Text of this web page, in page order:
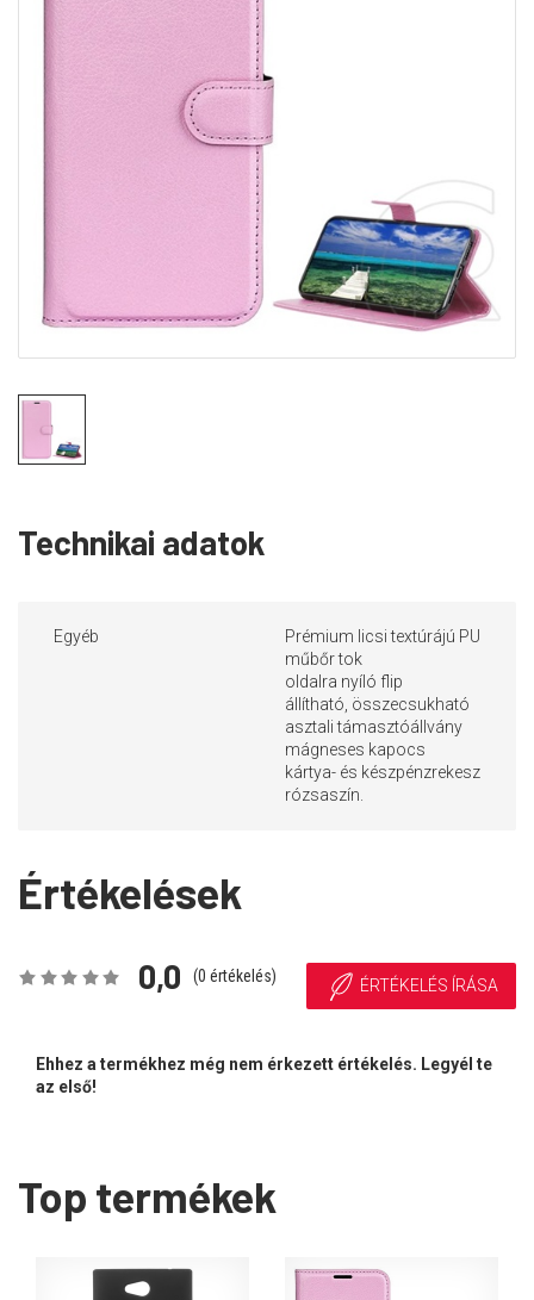
Technikai adatok
Egyéb
Prémium licsi textúrájú PU
műbőr tok
oldalra nyíló flip
állítható, összecsukható
asztali támasztóállvány
mágneses kapocs
kártya- és készpénzrekesz
rózsaszín.
Értékelések
0,0 (0 értékelés) ÉRTÉKELÉS ÍRÁSA
Ehhez a termékhez még nem érkezett értékelés. Legyél te
az első!
Top termékek